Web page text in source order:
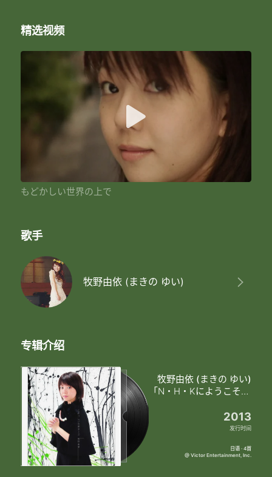
はてしない世界なのに
何故だろう
ちっぽけな世界なのに
どうして 期待に胸が膨らむの?
ちっぽけな世界だから
もう少し 先まで歩いてみようか
もどかしい世界の上で
君と笑っていたいよ
精选视频
もどかしい世界の上で
歌手
牧野由依 (まきの ゆい)
专辑介绍
牧野由依 (まきの ゆい)
「N・H・Kにようこそ！」エンディングテーマ もどかしい世界の上で (在这急不可耐的世界上)
2013
发行时间
日语 · 4首
@ Victor Entertainment, Inc.